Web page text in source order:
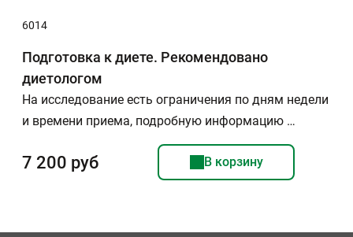
6014
Подготовка к диете. Рекомендовано
диетологом
На исследование есть ограничения по дням недели
и времени приема, подробную информацию …
7 200 руб В корзину